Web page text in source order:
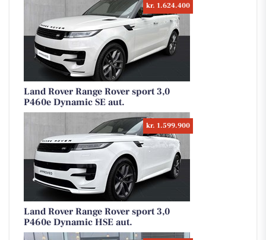
kr. 1.624.400
Land Rover Range Rover sport 3,0
P460e Dynamic SE aut.
kr. 1.599.900
Land Rover Range Rover sport 3,0
P460e Dynamic HSE aut.